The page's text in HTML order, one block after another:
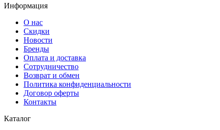
Информация
О нас
Скидки
Новости
Бренды
Оплата и доставка
Сотрудничество
Возврат и обмен
Политика конфиденциальности
Договор оферты
Контакты
Каталог